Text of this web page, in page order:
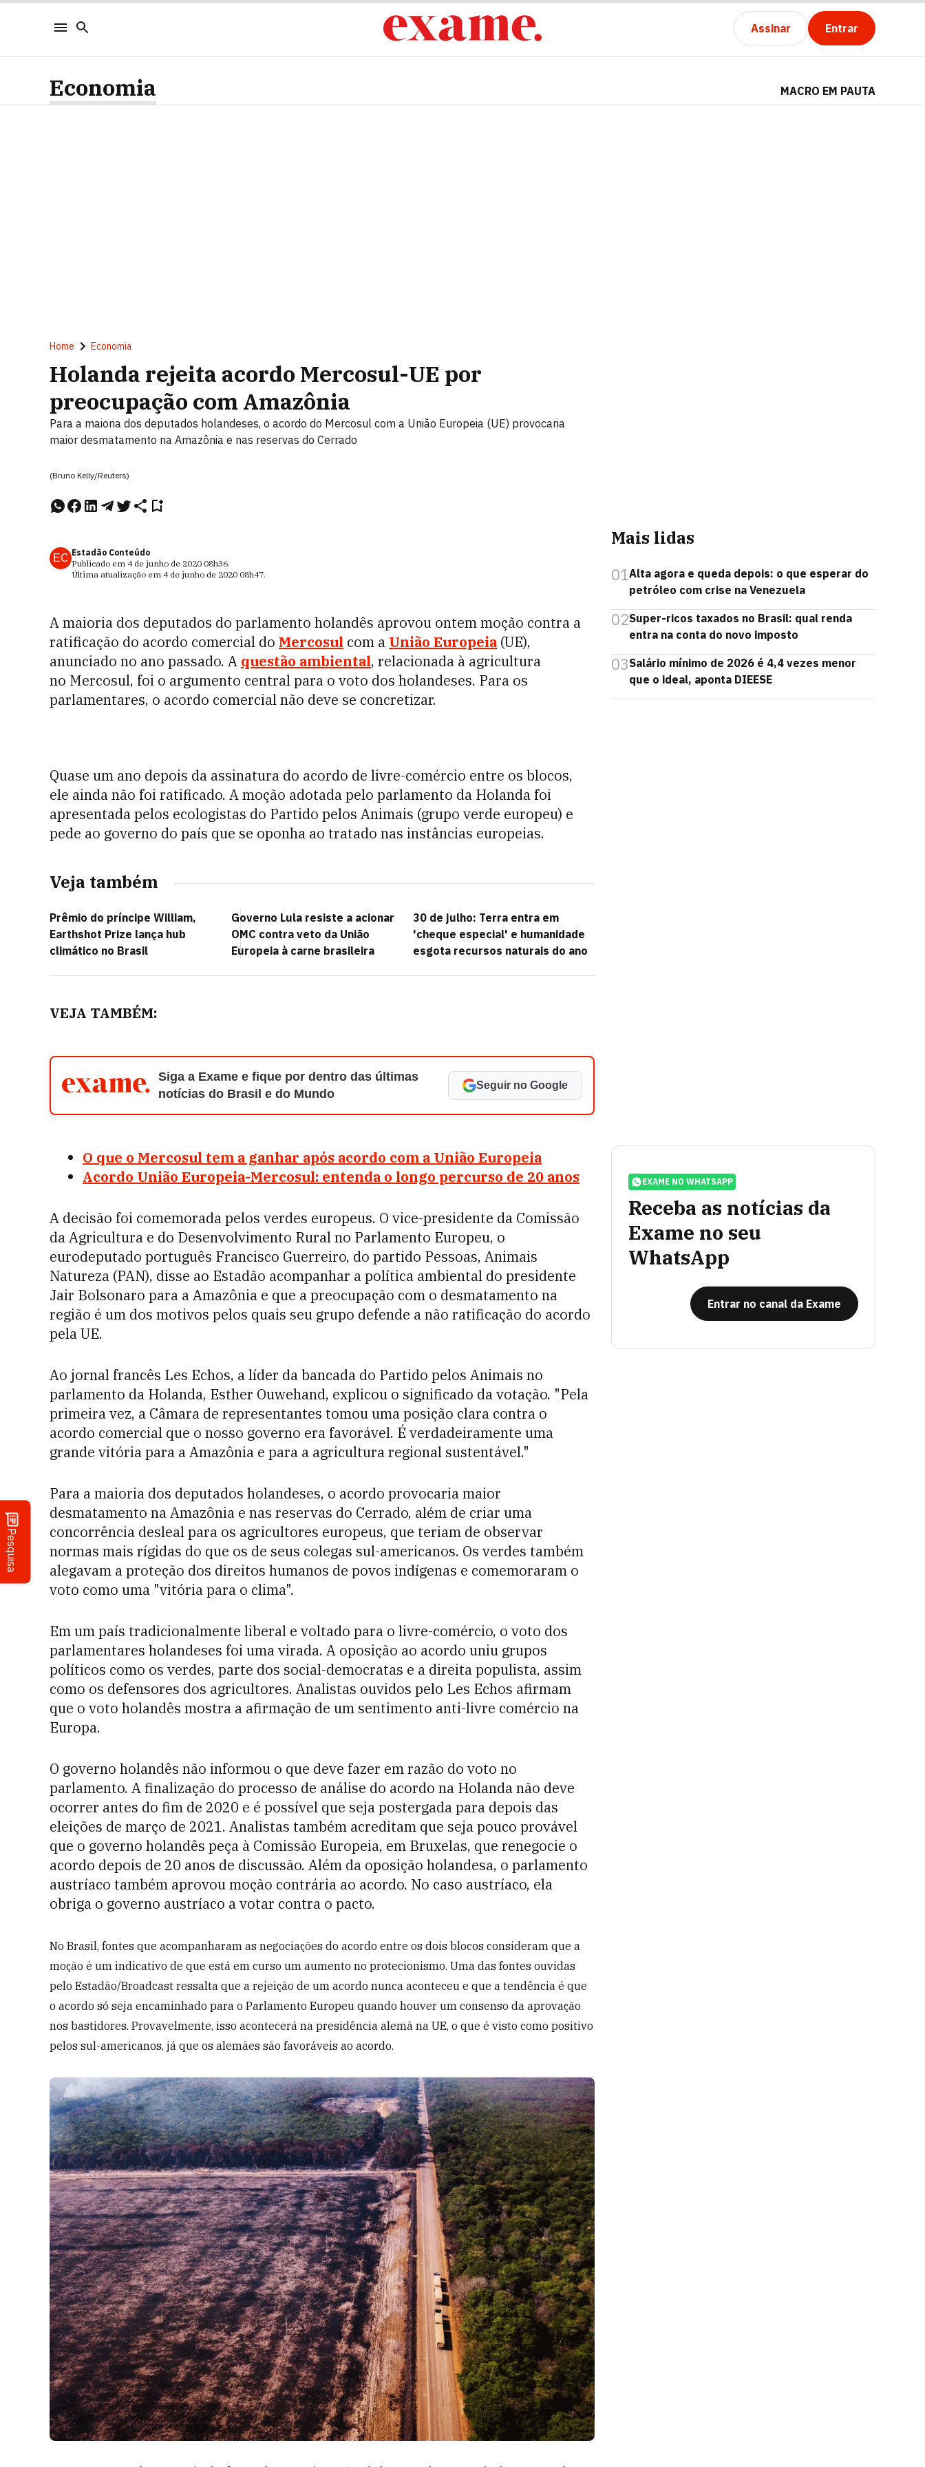
Assinar Entrar
Pesquisa
Economia MACRO EM PAUTA
Home Economia
Holanda rejeita acordo Mercosul-UE por
preocupação com Amazônia
Para a maioria dos deputados holandeses, o acordo do Mercosul com a União Europeia (UE) provocaria
maior desmatamento na Amazônia e nas reservas do Cerrado
(Bruno Kelly/Reuters)
EC Estadão Conteúdo
Publicado em 4 de junho de 2020 08h36.
Última atualização em 4 de junho de 2020 08h47.
A maioria dos deputados do parlamento holandês aprovou ontem moção contra a
ratificação do acordo comercial do Mercosul com a União Europeia (UE),
anunciado no ano passado. A questão ambiental, relacionada à agricultura
no Mercosul, foi o argumento central para o voto dos holandeses. Para os
parlamentares, o acordo comercial não deve se concretizar.
Quase um ano depois da assinatura do acordo de livre-comércio entre os blocos,
ele ainda não foi ratificado. A moção adotada pelo parlamento da Holanda foi
apresentada pelos ecologistas do Partido pelos Animais (grupo verde europeu) e
pede ao governo do país que se oponha ao tratado nas instâncias europeias.
Veja também
Prêmio do príncipe William,
Earthshot Prize lança hub
climático no Brasil
Governo Lula resiste a acionar
OMC contra veto da União
Europeia à carne brasileira
30 de julho: Terra entra em
'cheque especial' e humanidade
esgota recursos naturais do ano
VEJA TAMBÉM:
Siga a Exame e fique por dentro das últimas
notícias do Brasil e do Mundo
Seguir no Google
O que o Mercosul tem a ganhar após acordo com a União Europeia
Acordo União Europeia-Mercosul: entenda o longo percurso de 20 anos
A decisão foi comemorada pelos verdes europeus. O vice-presidente da Comissão
da Agricultura e do Desenvolvimento Rural no Parlamento Europeu, o
eurodeputado português Francisco Guerreiro, do partido Pessoas, Animais
Natureza (PAN), disse ao Estadão acompanhar a política ambiental do presidente
Jair Bolsonaro para a Amazônia e que a preocupação com o desmatamento na
região é um dos motivos pelos quais seu grupo defende a não ratificação do acordo
pela UE.
Ao jornal francês Les Echos, a líder da bancada do Partido pelos Animais no
parlamento da Holanda, Esther Ouwehand, explicou o significado da votação. "Pela
primeira vez, a Câmara de representantes tomou uma posição clara contra o
acordo comercial que o nosso governo era favorável. É verdadeiramente uma
grande vitória para a Amazônia e para a agricultura regional sustentável."
Para a maioria dos deputados holandeses, o acordo provocaria maior
desmatamento na Amazônia e nas reservas do Cerrado, além de criar uma
concorrência desleal para os agricultores europeus, que teriam de observar
normas mais rígidas do que os de seus colegas sul-americanos. Os verdes também
alegavam a proteção dos direitos humanos de povos indígenas e comemoraram o
voto como uma "vitória para o clima".
Em um país tradicionalmente liberal e voltado para o livre-comércio, o voto dos
parlamentares holandeses foi uma virada. A oposição ao acordo uniu grupos
políticos como os verdes, parte dos social-democratas e a direita populista, assim
como os defensores dos agricultores. Analistas ouvidos pelo Les Echos afirmam
que o voto holandês mostra a afirmação de um sentimento anti-livre comércio na
Europa.
O governo holandês não informou o que deve fazer em razão do voto no
parlamento. A finalização do processo de análise do acordo na Holanda não deve
ocorrer antes do fim de 2020 e é possível que seja postergada para depois das
eleições de março de 2021. Analistas também acreditam que seja pouco provável
que o governo holandês peça à Comissão Europeia, em Bruxelas, que renegocie o
acordo depois de 20 anos de discussão. Além da oposição holandesa, o parlamento
austríaco também aprovou moção contrária ao acordo. No caso austríaco, ela
obriga o governo austríaco a votar contra o pacto.
No Brasil, fontes que acompanharam as negociações do acordo entre os dois blocos consideram que a
moção é um indicativo de que está em curso um aumento no protecionismo. Uma das fontes ouvidas
pelo Estadão/Broadcast ressalta que a rejeição de um acordo nunca aconteceu e que a tendência é que
o acordo só seja encaminhado para o Parlamento Europeu quando houver um consenso da aprovação
nos bastidores. Provavelmente, isso acontecerá na presidência alemã na UE, o que é visto como positivo
pelos sul-americanos, já que os alemães são favoráveis ao acordo.
Mais lidas
01Alta agora e queda depois: o que esperar do
petróleo com crise na Venezuela
02Super-ricos taxados no Brasil: qual renda
entra na conta do novo imposto
03Salário mínimo de 2026 é 4,4 vezes menor
que o ideal, aponta DIEESE
EXAME NO WHATSAPP
Receba as notícias da
Exame no seu
WhatsApp
Entrar no canal da Exame